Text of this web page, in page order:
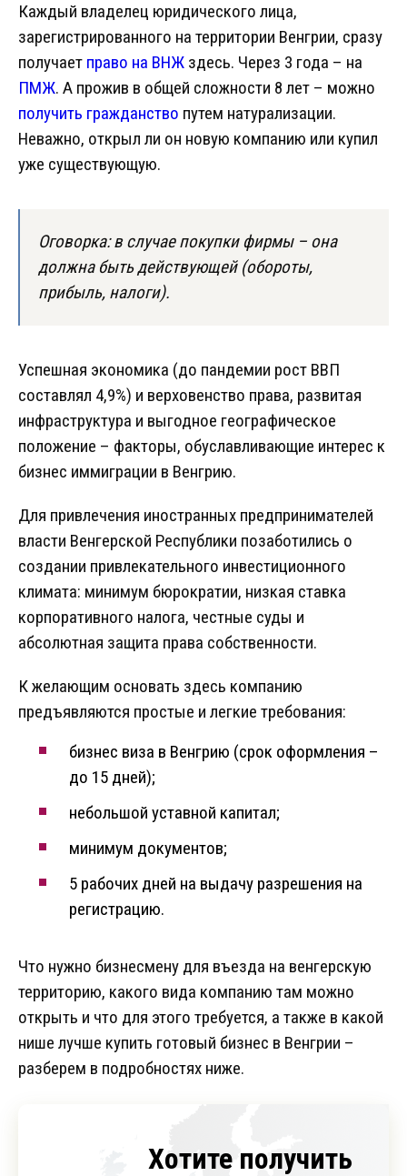
Каждый владелец юридического лица,
зарегистрированного на территории Венгрии, сразу
получает право на ВНЖ здесь. Через 3 года – на
ПМЖ. А прожив в общей сложности 8 лет – можно
получить гражданство путем натурализации.
Неважно, открыл ли он новую компанию или купил
уже существующую.
Оговорка: в случае покупки фирмы – она
должна быть действующей (обороты,
прибыль, налоги).
Успешная экономика (до пандемии рост ВВП
составлял 4,9%) и верховенство права, развитая
инфраструктура и выгодное географическое
положение – факторы, обуславливающие интерес к
бизнес иммиграции в Венгрию.
Для привлечения иностранных предпринимателей
власти Венгерской Республики позаботились о
создании привлекательного инвестиционного
климата: минимум бюрократии, низкая ставка
корпоративного налога, честные суды и
абсолютная защита права собственности.
К желающим основать здесь компанию
предъявляются простые и легкие требования:
бизнес виза в Венгрию (срок оформления –
до 15 дней);
небольшой уставной капитал;
минимум документов;
5 рабочих дней на выдачу разрешения на
регистрацию.
Что нужно бизнесмену для въезда на венгерскую
территорию, какого вида компанию там можно
открыть и что для этого требуется, а также в какой
нише лучше купить готовый бизнес в Венгрии –
разберем в подробностях ниже.
Хотите получить